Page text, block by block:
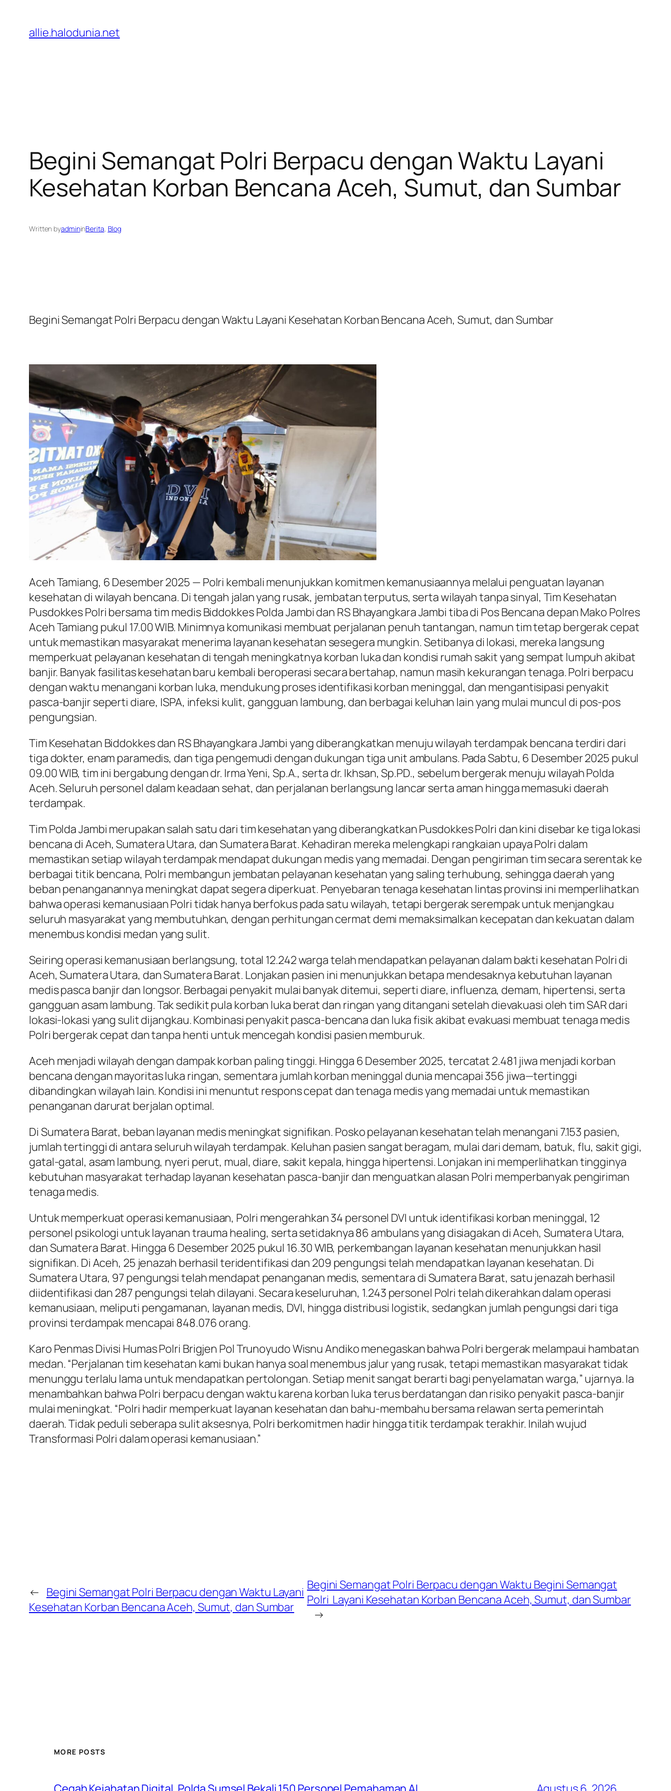
konten
allie.halodunia.net
Begini Semangat Polri Berpacu dengan Waktu Layani
Kesehatan Korban Bencana Aceh, Sumut, dan Sumbar
Written byadmininBerita, Blog
Begini Semangat Polri Berpacu dengan Waktu Layani Kesehatan Korban Bencana Aceh, Sumut, dan Sumbar
Aceh Tamiang, 6 Desember 2025 — Polri kembali menunjukkan komitmen kemanusiaannya melalui penguatan layanan
kesehatan di wilayah bencana. Di tengah jalan yang rusak, jembatan terputus, serta wilayah tanpa sinyal, Tim Kesehatan
Pusdokkes Polri bersama tim medis Biddokkes Polda Jambi dan RS Bhayangkara Jambi tiba di Pos Bencana depan Mako Polres
Aceh Tamiang pukul 17.00 WIB. Minimnya komunikasi membuat perjalanan penuh tantangan, namun tim tetap bergerak cepat
untuk memastikan masyarakat menerima layanan kesehatan sesegera mungkin. Setibanya di lokasi, mereka langsung
memperkuat pelayanan kesehatan di tengah meningkatnya korban luka dan kondisi rumah sakit yang sempat lumpuh akibat
banjir. Banyak fasilitas kesehatan baru kembali beroperasi secara bertahap, namun masih kekurangan tenaga. Polri berpacu
dengan waktu menangani korban luka, mendukung proses identifikasi korban meninggal, dan mengantisipasi penyakit
pasca-banjir seperti diare, ISPA, infeksi kulit, gangguan lambung, dan berbagai keluhan lain yang mulai muncul di pos-pos
pengungsian.
Tim Kesehatan Biddokkes dan RS Bhayangkara Jambi yang diberangkatkan menuju wilayah terdampak bencana terdiri dari
tiga dokter, enam paramedis, dan tiga pengemudi dengan dukungan tiga unit ambulans. Pada Sabtu, 6 Desember 2025 pukul
09.00 WIB, tim ini bergabung dengan dr. Irma Yeni, Sp.A., serta dr. Ikhsan, Sp.PD., sebelum bergerak menuju wilayah Polda
Aceh. Seluruh personel dalam keadaan sehat, dan perjalanan berlangsung lancar serta aman hingga memasuki daerah
terdampak.
Tim Polda Jambi merupakan salah satu dari tim kesehatan yang diberangkatkan Pusdokkes Polri dan kini disebar ke tiga lokasi
bencana di Aceh, Sumatera Utara, dan Sumatera Barat. Kehadiran mereka melengkapi rangkaian upaya Polri dalam
memastikan setiap wilayah terdampak mendapat dukungan medis yang memadai. Dengan pengiriman tim secara serentak ke
berbagai titik bencana, Polri membangun jembatan pelayanan kesehatan yang saling terhubung, sehingga daerah yang
beban penanganannya meningkat dapat segera diperkuat. Penyebaran tenaga kesehatan lintas provinsi ini memperlihatkan
bahwa operasi kemanusiaan Polri tidak hanya berfokus pada satu wilayah, tetapi bergerak serempak untuk menjangkau
seluruh masyarakat yang membutuhkan, dengan perhitungan cermat demi memaksimalkan kecepatan dan kekuatan dalam
menembus kondisi medan yang sulit.
Seiring operasi kemanusiaan berlangsung, total 12.242 warga telah mendapatkan pelayanan dalam bakti kesehatan Polri di
Aceh, Sumatera Utara, dan Sumatera Barat. Lonjakan pasien ini menunjukkan betapa mendesaknya kebutuhan layanan
medis pasca banjir dan longsor. Berbagai penyakit mulai banyak ditemui, seperti diare, influenza, demam, hipertensi, serta
gangguan asam lambung. Tak sedikit pula korban luka berat dan ringan yang ditangani setelah dievakuasi oleh tim SAR dari
lokasi-lokasi yang sulit dijangkau. Kombinasi penyakit pasca-bencana dan luka fisik akibat evakuasi membuat tenaga medis
Polri bergerak cepat dan tanpa henti untuk mencegah kondisi pasien memburuk.
Aceh menjadi wilayah dengan dampak korban paling tinggi. Hingga 6 Desember 2025, tercatat 2.481 jiwa menjadi korban
bencana dengan mayoritas luka ringan, sementara jumlah korban meninggal dunia mencapai 356 jiwa—tertinggi
dibandingkan wilayah lain. Kondisi ini menuntut respons cepat dan tenaga medis yang memadai untuk memastikan
penanganan darurat berjalan optimal.
Di Sumatera Barat, beban layanan medis meningkat signifikan. Posko pelayanan kesehatan telah menangani 7.153 pasien,
jumlah tertinggi di antara seluruh wilayah terdampak. Keluhan pasien sangat beragam, mulai dari demam, batuk, flu, sakit gigi,
gatal-gatal, asam lambung, nyeri perut, mual, diare, sakit kepala, hingga hipertensi. Lonjakan ini memperlihatkan tingginya
kebutuhan masyarakat terhadap layanan kesehatan pasca-banjir dan menguatkan alasan Polri memperbanyak pengiriman
tenaga medis.
Untuk memperkuat operasi kemanusiaan, Polri mengerahkan 34 personel DVI untuk identifikasi korban meninggal, 12
personel psikologi untuk layanan trauma healing, serta setidaknya 86 ambulans yang disiagakan di Aceh, Sumatera Utara,
dan Sumatera Barat. Hingga 6 Desember 2025 pukul 16.30 WIB, perkembangan layanan kesehatan menunjukkan hasil
signifikan. Di Aceh, 25 jenazah berhasil teridentifikasi dan 209 pengungsi telah mendapatkan layanan kesehatan. Di
Sumatera Utara, 97 pengungsi telah mendapat penanganan medis, sementara di Sumatera Barat, satu jenazah berhasil
diidentifikasi dan 287 pengungsi telah dilayani. Secara keseluruhan, 1.243 personel Polri telah dikerahkan dalam operasi
kemanusiaan, meliputi pengamanan, layanan medis, DVI, hingga distribusi logistik, sedangkan jumlah pengungsi dari tiga
provinsi terdampak mencapai 848.076 orang.
Karo Penmas Divisi Humas Polri Brigjen Pol Trunoyudo Wisnu Andiko menegaskan bahwa Polri bergerak melampaui hambatan
medan. “Perjalanan tim kesehatan kami bukan hanya soal menembus jalur yang rusak, tetapi memastikan masyarakat tidak
menunggu terlalu lama untuk mendapatkan pertolongan. Setiap menit sangat berarti bagi penyelamatan warga,” ujarnya. Ia
menambahkan bahwa Polri berpacu dengan waktu karena korban luka terus berdatangan dan risiko penyakit pasca-banjir
mulai meningkat. “Polri hadir memperkuat layanan kesehatan dan bahu-membahu bersama relawan serta pemerintah
daerah. Tidak peduli seberapa sulit aksesnya, Polri berkomitmen hadir hingga titik terdampak terakhir. Inilah wujud
Transformasi Polri dalam operasi kemanusiaan.”
← Begini Semangat Polri Berpacu dengan Waktu Layani
Kesehatan Korban Bencana Aceh, Sumut, dan Sumbar
Begini Semangat Polri Berpacu dengan Waktu Begini Semangat
Polri Layani Kesehatan Korban Bencana Aceh, Sumut, dan Sumbar
→
MORE POSTS